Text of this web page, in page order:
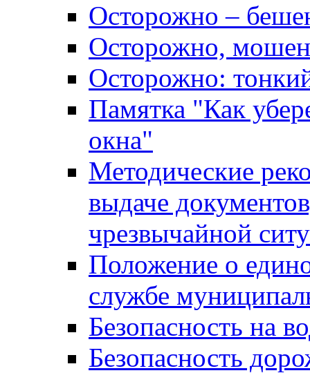
Осторожно –
Осторожно,
Осторожно:
Памятка "Как
окна"
Методические
выдаче
чрезвычайной
Положение о
службе
Безопасность на
Безопасность